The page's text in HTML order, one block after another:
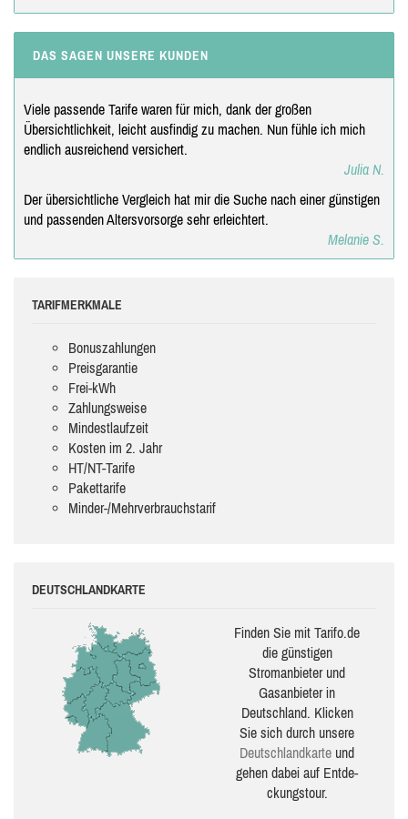
DAS SAGEN UNSERE KUNDEN
Viele passende Tarife waren für mich, dank der großen
Übersichtlichkeit, leicht ausfindig zu machen. Nun fühle ich mich
endlich ausreichend versichert.
Julia N.
Der übersichtliche Vergleich hat mir die Suche nach einer günstigen
und passenden Altersvorsorge sehr erleichtert.
Melanie S.
TARIFMERKMALE
Bonuszahlungen
Preisgarantie
Frei-kWh
Zahlungsweise
Mindestlaufzeit
Kosten im 2. Jahr
HT/NT-Tarife
Pakettarife
Minder-/Mehrverbrauchstarif
DEUTSCHLANDKARTE
Finden Sie mit Tarifo.de
die güns­ti­gen
Stromanbieter und
Gasanbieter in
Deutschland. Klicken
Sie sich durch unsere
Deutsch­land­karte und
gehen dabei auf Ent­de­
ckungs­tour.